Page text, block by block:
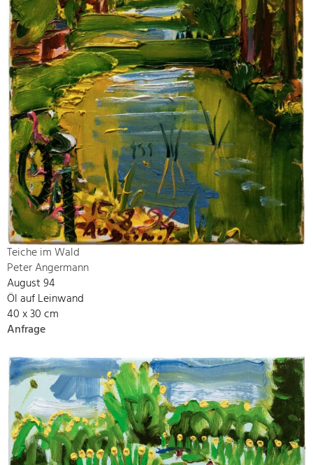
Teiche im Wald
Peter Angermann
August 94
Öl auf Leinwand
40 x 30 cm
Anfrage